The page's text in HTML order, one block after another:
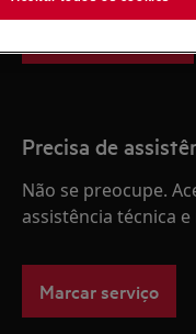
Precisa de
Não se preocupe.
assistência técnica
Marcar serviço